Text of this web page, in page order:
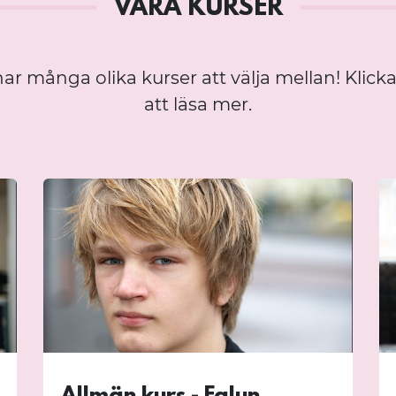
VÅRA KURSER
många olika kurser att välja mellan!
att läsa mer.